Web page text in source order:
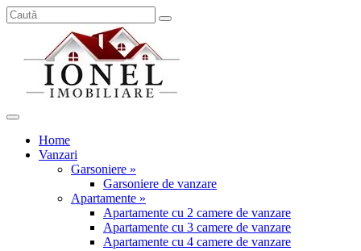
Home
Vanzari
Garsoniere »
Garsoniere de vanzare
Apartamente »
Apartamente cu 2 camere de vanzare
Apartamente cu 3 camere de vanzare
Apartamente cu 4 camere de vanzare